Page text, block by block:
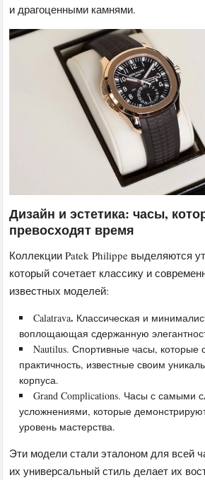
и драгоценными камнями.
Дизайн и эстетика: часы,
превосходят время
Коллекции Patek Philippe выделяются
который сочетает классику и
известных моделей:
Calatrava. Классическая и
воплощающая сдержанную
Nautilus. Спортивные часы, которые
практичность, известные своим
корпуса.
Grand Complications. Часы с самыми
усложнениями, которые
уровень мастерства.
Эти модели стали эталоном для всей
их универсальный стиль делает их